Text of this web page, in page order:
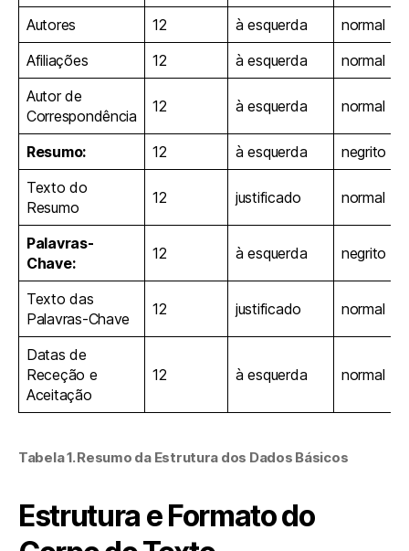
Autores 12 à esquerda
normal
Afiliações
12 à esquerda
normal
Autor de
Correspondência
12 à esquerda normal
Resumo: 12 à esquerda
negrito
Texto do
Resumo
12 justificado normal
Palavras-
Chave:
12 à esquerda negrito
Texto das
Palavras-Chave
12 justificado normal
Datas de
Receção e
Aceitação
12 à esquerda normal
Tabela 1. Resumo da Estrutura dos Dados Básicos
Estrutura e Formato do